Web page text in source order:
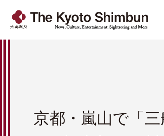
京都・嵐山で「